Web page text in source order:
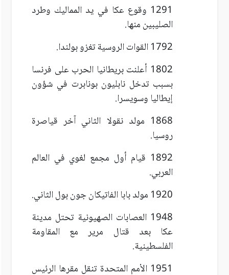
1291 وقوع عكا في يد المماليك وطرد
الصليبين منها.
1792 القوات الروسية تغزو بولندا.
1802 أعلنت بريطانيا الحرب على فرنسا
بسبب تدخل نابليون بونابرت في شؤون
إيطاليا وسويسرا.
1868 مولد نقولا الثاني آخر قياصرة
روسيا.
1892 قيام أول مجمع لغوي في العالم
العربي.
1920 مولد بابا الفاتيكان جون بول الثاني.
1948 العصابات الصهيونية تحتل مدينة
عكا بعد قتال مرير مع المقاومة
الفلسطينية.
1951 الأمم المتحدة تنقل مقرها الرئيس